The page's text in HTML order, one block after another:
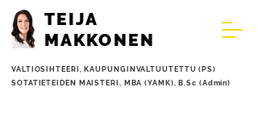
TEIJA
MAKKONEN
VALTIOSIHTEERI, KAUPUNGINVALTUUTETTU (PS)
SOTATIETEIDEN MAISTERI, MBA (YAMK), B.Sc (Admin)